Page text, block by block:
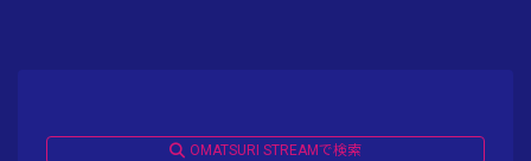
OMATSURI STREAMで検索